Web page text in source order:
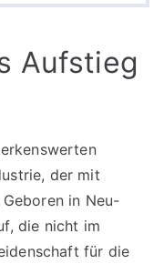
Aufstieg
der mit
in Neu-
die nicht im
für die